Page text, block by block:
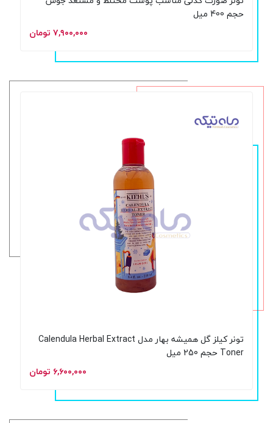
حجم 400 میل
۷,۹۰۰,۰۰۰ تومان
تونر کیلز گل همیشه بهار مدل Calendula Herbal Extract
Toner حجم 250 میل
۶,۶۰۰,۰۰۰ تومان